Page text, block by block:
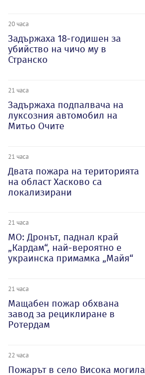
20 часа
Задържаха 18-годишен за
убийство на чичо му в
Странско
21 часа
Задържаха подпалвача на
луксозния автомобил на
Митьо Очите
21 часа
Двата пожара на територията
на област Хасково са
локализирани
21 часа
МО: Дронът, паднал край
„Кардам“, най-вероятно е
украинска примамка „Майя“
21 часа
Мащабен пожар обхвана
завод за рециклиране в
Ротердам
22 часа
Пожарът в село Висока могила